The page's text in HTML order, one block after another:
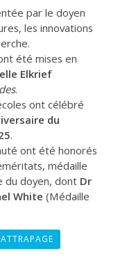
par le doyen
les innovations
été mises en
Elkrief
.
ont célébré
du
.
ont été honorés
médaille
du doyen, dont Dr
White (Médaille